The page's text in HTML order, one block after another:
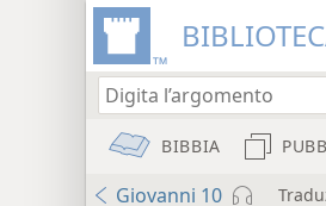
BIBBIA
Giovanni 10